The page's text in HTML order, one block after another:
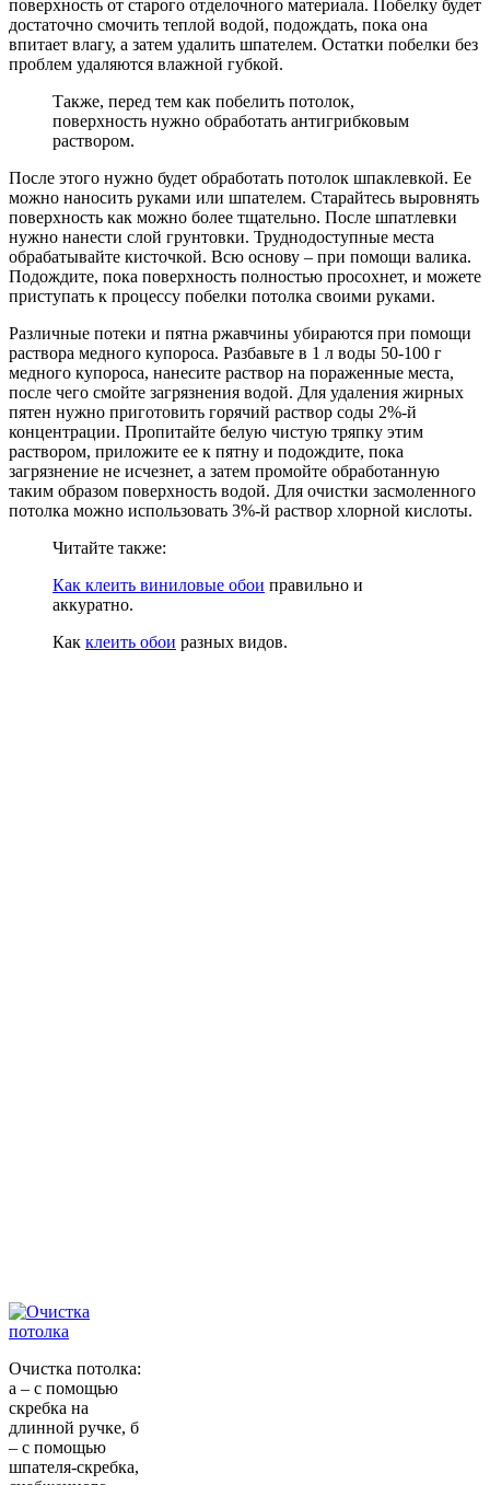
поверхность от старого отделочного материала. Побелку будет
достаточно смочить теплой водой, подождать, пока она
впитает влагу, а затем удалить шпателем. Остатки побелки без
проблем удаляются влажной губкой.
Также, перед тем как побелить потолок,
поверхность нужно обработать антигрибковым
раствором.
После этого нужно будет обработать потолок шпаклевкой. Ее
можно наносить руками или шпателем. Старайтесь выровнять
поверхность как можно более тщательно. После шпатлевки
нужно нанести слой грунтовки. Труднодоступные места
обрабатывайте кисточкой. Всю основу – при помощи валика.
Подождите, пока поверхность полностью просохнет, и можете
приступать к процессу побелки потолка своими руками.
Различные потеки и пятна ржавчины убираются при помощи
раствора медного купороса. Разбавьте в 1 л воды 50-100 г
медного купороса, нанесите раствор на пораженные места,
после чего смойте загрязнения водой. Для удаления жирных
пятен нужно приготовить горячий раствор соды 2%-й
концентрации. Пропитайте белую чистую тряпку этим
раствором, приложите ее к пятну и подождите, пока
загрязнение не исчезнет, а затем промойте обработанную
таким образом поверхность водой. Для очистки засмоленного
потолка можно использовать 3%-й раствор хлорной кислоты.
Читайте также:
Как клеить виниловые обои правильно и
аккуратно.
Как клеить обои разных видов.
Очистка потолка:
а – с помощью
скребка на
длинной ручке, б
– с помощью
шпателя-скребка,